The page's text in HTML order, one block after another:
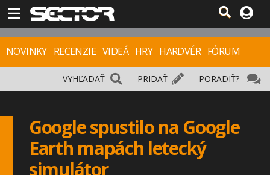
NOVINKY RECENZIE VIDEÁ HRY HARDVÉR FÓRUM
PORADIŤ?
PRIDAŤ
VYHĽADAŤ
Google spustilo na Google
Earth mapách letecký
simulátor